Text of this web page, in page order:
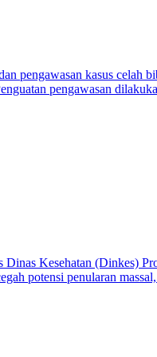
pengawasan kasus celah
pengawasan
Kesehatan (Dinkes)
potensi penularan